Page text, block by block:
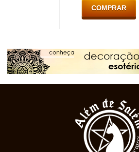
COMPRAR